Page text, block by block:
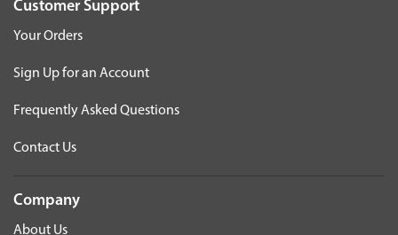
Customer Support
Your Orders
Sign Up for an Account
Frequently Asked Questions
Contact Us
Company
About Us